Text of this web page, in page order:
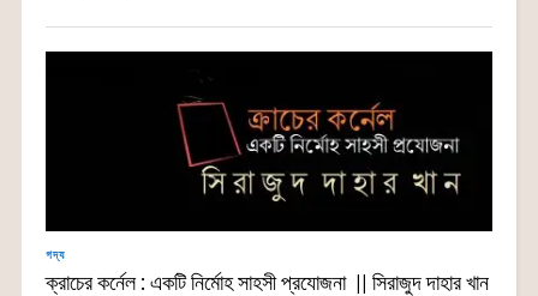
গদ্য
ক্রাচের কর্নেল : একটি নির্মোহ সাহসী প্রযোজনা || সিরাজুদ দাহার খান